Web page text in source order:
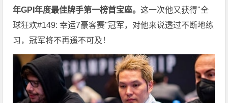
年GPI年度最佳牌手第一榜首宝座。这一次他又获得"全
球狂欢#149: 幸运7豪客赛"冠军，对他来说透过不断地练
习，冠军将不再遥不可及！